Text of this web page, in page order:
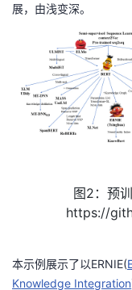
展，由浅变深。
图2：预
https://
本示例展示了以ERNIE(
Knowledge Integration